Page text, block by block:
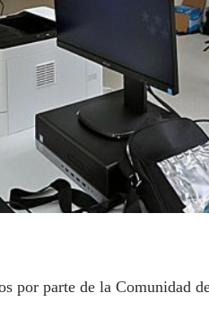
por parte de la Comunidad